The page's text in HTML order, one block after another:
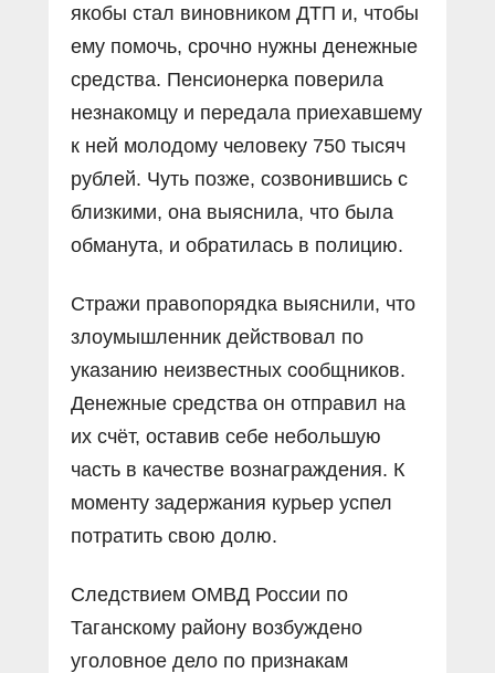
якобы стал виновником ДТП и, чтобы
ему помочь, срочно нужны денежные
средства. Пенсионерка поверила
незнакомцу и передала приехавшему
к ней молодому человеку 750 тысяч
рублей. Чуть позже, созвонившись с
близкими, она выяснила, что была
обманута, и обратилась в полицию.
Стражи правопорядка выяснили, что
злоумышленник действовал по
указанию неизвестных сообщников.
Денежные средства он отправил на
их счёт, оставив себе небольшую
часть в качестве вознаграждения. К
моменту задержания курьер успел
потратить свою долю.
Следствием ОМВД России по
Таганскому району возбуждено
уголовное дело по признакам